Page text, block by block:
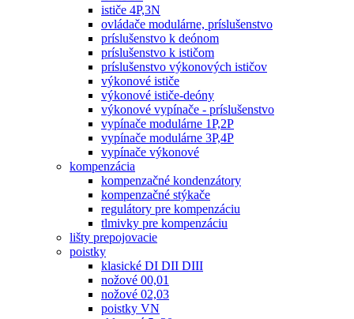
ističe 4P,3N
ovládače modulárne, príslušenstvo
príslušenstvo k deónom
príslušenstvo k ističom
príslušenstvo výkonových ističov
výkonové ističe
výkonové ističe-deóny
výkonové vypínače - príslušenstvo
vypínače modulárne 1P,2P
vypínače modulárne 3P,4P
vypínače výkonové
kompenzácia
kompenzačné kondenzátory
kompenzačné stýkače
regulátory pre kompenzáciu
tlmivky pre kompenzáciu
lišty prepojovacie
poistky
klasické DI DII DIII
nožové 00,01
nožové 02,03
poistky VN